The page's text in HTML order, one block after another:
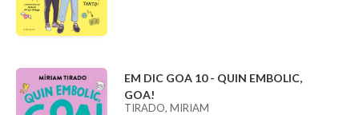
EM DIC GOA 10 - QUIN EMBOLIC,
GOA!
TIRADO, MIRIAM